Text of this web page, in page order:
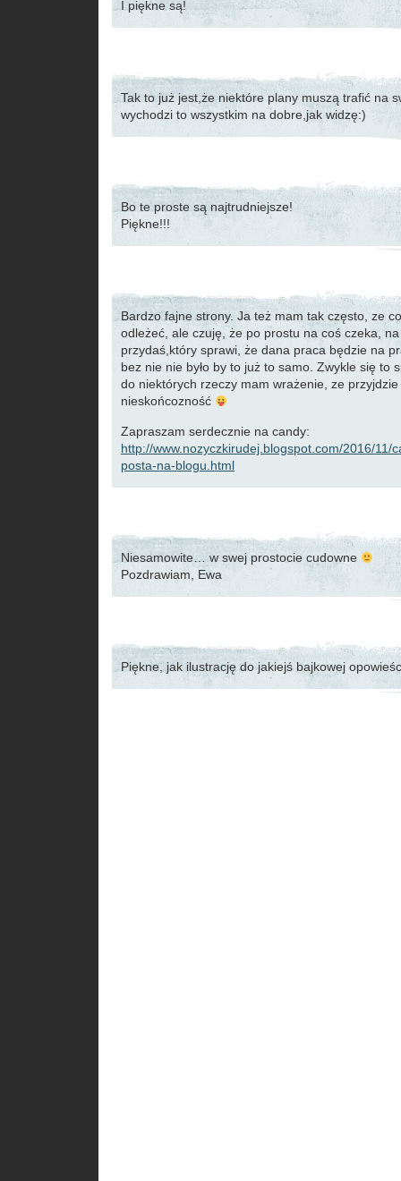
I piękne są!
Tak to już jest,że niektóre plany muszą trafić na
wychodzi to wszystkim na dobre,jak widzę:)
Bo te proste są najtrudniejsze!
Piękne!!!
Bardzo fajne strony. Ja też mam tak często, ze
odleżeć, ale czuję, że po prostu na coś czeka,
przydaś,który sprawi, że dana praca będzie na
bez nie nie było by to już to samo. Zwykle się to
do niektórych rzeczy mam wrażenie, ze
nieskońcozność
Zapraszam serdecznie na candy:
http://www.nozyczkirudej.blogspot.com/2016/11/
posta-na-blogu.html
Niesamowite… w swej prostocie cudowne
Pozdrawiam, Ewa
Piękne, jak ilustrację do jakiejś bajkowej